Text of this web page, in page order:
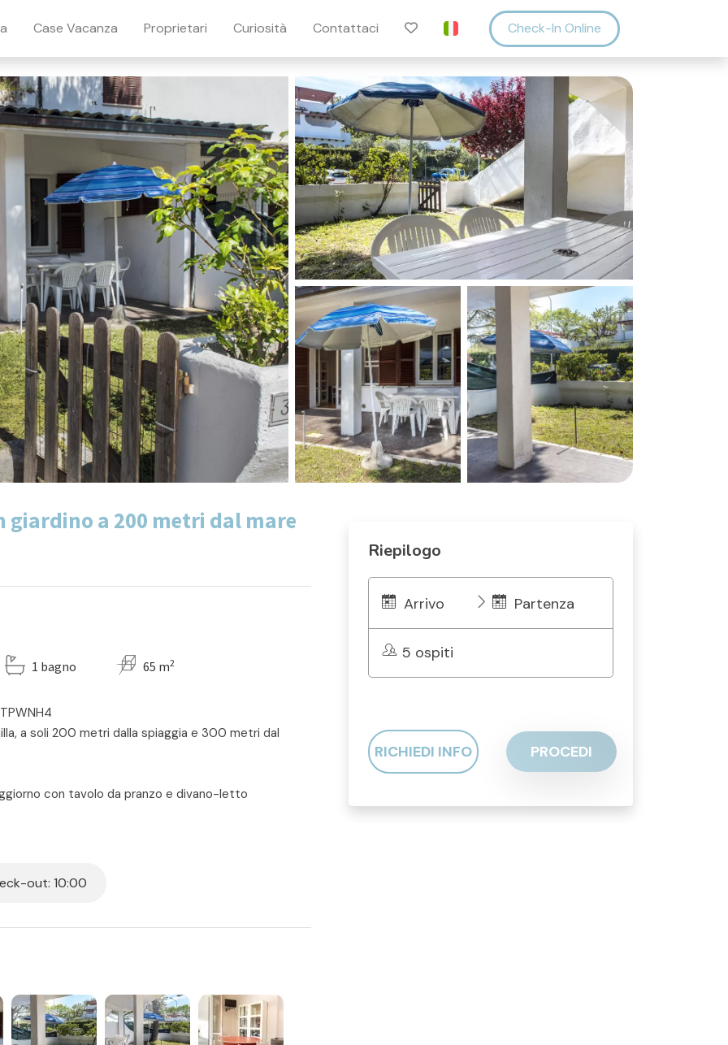
Case Vacanza Proprietari Curiosità Contattaci Check-In Online
giardino a 200 metri dal mare
1 bagno 65 m2
a soli 200 metri dalla spiaggia e 300 metri dal
con tavolo da pranzo e divano-letto
e box doccia – giardino privato e recintato
out: 10:00
Riepilogo
Arrivo Partenza
5 ospiti
RICHIEDI INFO PROCEDI